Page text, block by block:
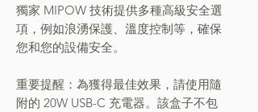
獨家 MIPOW 技術提供多種高級安全選
項，例如浪湧保護、溫度控制等，確保
您和您的設備安全。
重要提醒：為獲得最佳效果，請使用隨
附的 20W USB-C 充電器。該盒子不包